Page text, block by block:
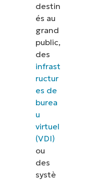
destin
és au
grand
public,
des
infrast
ructur
es de
burea
u
virtuel
(VDI)
ou
des
systè